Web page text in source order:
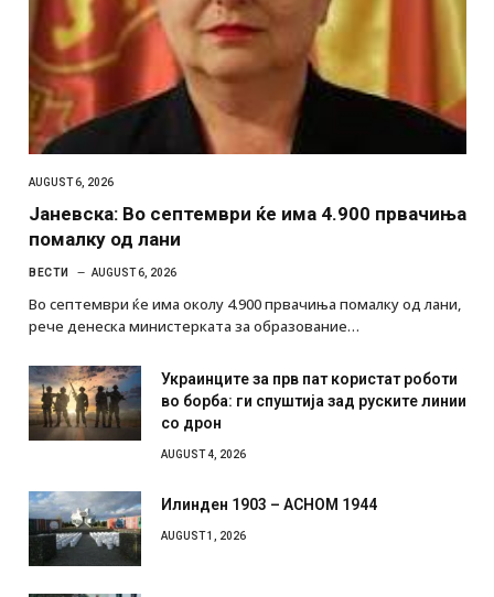
AUGUST 6, 2026
Јаневска: Во септември ќе има 4.900 првачиња
помалку од лани
ВЕСТИ AUGUST 6, 2026
Во септември ќе има околу 4.900 првачиња помалку од лани,
рече денеска министерката за образование…
Украинците за прв пат користат роботи
во борба: ги спуштија зад руските линии
со дрон
AUGUST 4, 2026
Илинден 1903 – АСНОМ 1944
AUGUST 1, 2026